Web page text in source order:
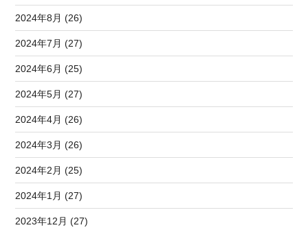
2024年8月 (26)
2024年7月 (27)
2024年6月 (25)
2024年5月 (27)
2024年4月 (26)
2024年3月 (26)
2024年2月 (25)
2024年1月 (27)
2023年12月 (27)